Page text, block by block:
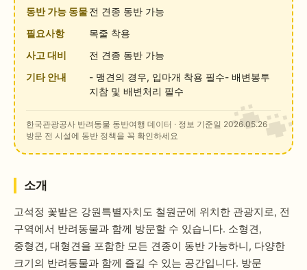
동반 가능 동물전 견종 동반 가능
필요사항
목줄 착용
사고 대비
전 견종 동반 가능
기타 안내
- 맹견의 경우, 입마개 착용 필수- 배변봉투
지참 및 배변처리 필수
한국관광공사 반려동물 동반여행 데이터 · 정보 기준일 2026.05.26
방문 전 시설에 동반 정책을 꼭 확인하세요
소개
고석정 꽃밭은 강원특별자치도 철원군에 위치한 관광지로, 전
구역에서 반려동물과 함께 방문할 수 있습니다. 소형견,
중형견, 대형견을 포함한 모든 견종이 동반 가능하니, 다양한
크기의 반려동물과 함께 즐길 수 있는 공간입니다. 방문